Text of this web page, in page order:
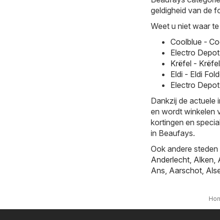
geldigheid van de
Weet u niet waar
Coolblue -
Electro
Krëfel -
Eldi - Eldi
Electro
Dankzij de actuele
en wordt winkelen
kortingen en
in Beaufays.
Ook andere
Anderlecht, Alken,
Ans, Aarschot,